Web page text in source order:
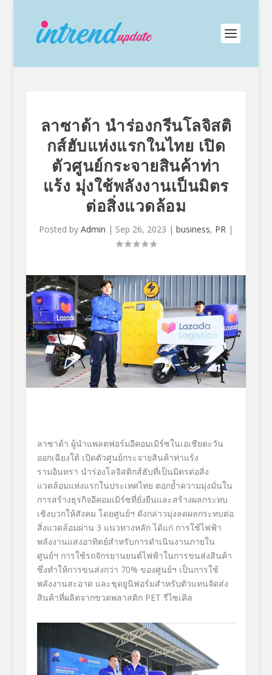
ลาซาด้า นำร่องกรีนโลจิสติ
กส์ฮับแห่งแรกในไทย เปิด
ตัวศูนย์กระจายสินค้าท่า
แร้ง มุ่งใช้พลังงานเป็นมิตร
ต่อสิ่งแวดล้อม
Posted by Admin | Sep 26, 2023 | business, PR|
ลาซาด้า ผู้นำแพลตฟอร์มอีคอมเมิร์ซในเอเชียตะวัน
ออกเฉียงใต้ เปิดตัวศูนย์กระจายสินค้าท่าแร้ง
รามอินทรา นำร่องโลจิสติกส์ฮับที่เป็นมิตรต่อสิ่ง
แวดล้อมแห่งแรกในประเทศไทย ตอกย้ำความมุ่งมั่นใน
การสร้างธุรกิจอีคอมเมิร์ซที่ยั่งยืนและสร้างผลกระทบ
เชิงบวกให้สังคม โดยศูนย์ฯ ดังกล่าวมุ่งลดผลกระทบต่อ
สิ่งแวดล้อมผ่าน 3 แนวทางหลัก ได้แก่ การใช้ไฟฟ้า
พลังงานแสงอาทิตย์สำหรับการดำเนินงานภายใน
ศูนย์ฯ การใช้รถจักรยานยนต์ไฟฟ้าในการขนส่งสินค้า
ซึ่งทำให้การขนส่งกว่า 70% ของศูนย์ฯ เป็นการใช้
พลังงานสะอาด และชุดยูนิฟอร์มสำหรับตัวแทนจัดส่ง
สินค้าที่ผลิตจากขวดพลาสติก PET รีไซเคิล